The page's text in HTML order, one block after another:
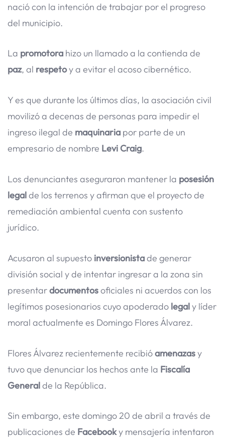
nació con la intención de trabajar por el progreso
del municipio.
La promotora hizo un llamado a la contienda de
paz, al respetoy a evitar el acoso cibernético.
Y es que durante los últimos días, la asociación civil
movilizó a decenas de personas para impedir el
ingreso ilegal de maquinaria por parte de un
empresario de nombre Levi Craig.
Los denunciantes aseguraron mantener la posesión
legalde los terrenos y afirman que el proyecto de
remediación ambiental cuenta con sustento
jurídico.
Acusaron al supuesto inversionistade generar
división social y de intentar ingresar a la zona sin
presentardocumentosoficiales ni acuerdos con los
legítimos posesionarios cuyo apoderado legaly líder
moral actualmente es Domingo Flores Álvarez.
Flores Álvarez recientemente recibióamenazasy
tuvo que denunciar los hechos ante la Fiscalía
Generalde la República.
Sin embargo, este domingo 20 de abril a través de
publicaciones de Facebooky mensajería intentaron